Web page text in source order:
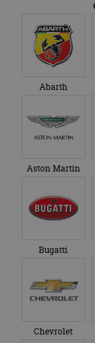
Abarth
Aston Martin
Bugatti
Chevrolet